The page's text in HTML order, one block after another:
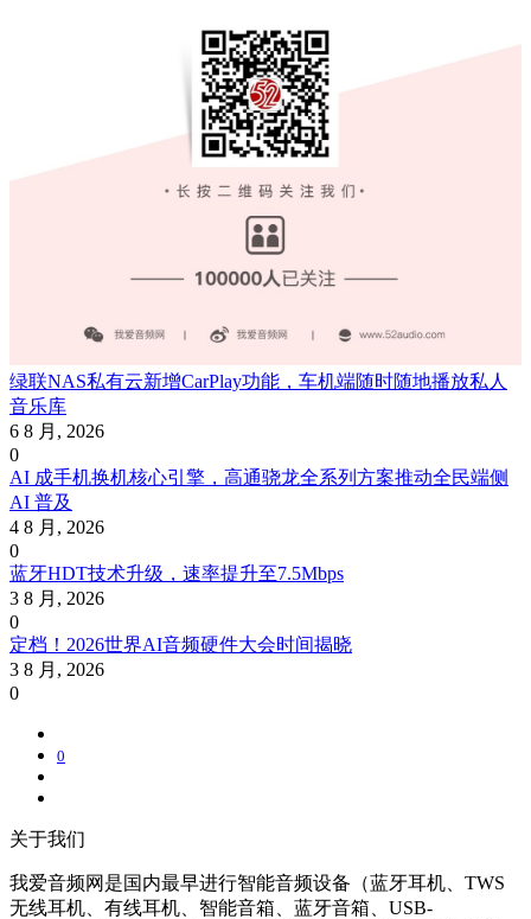
绿联NAS私有云新增CarPlay功能，车机端随时随地播放私人
音乐库
6 8 月, 2026
0
AI 成手机换机核心引擎，高通骁龙全系列方案推动全民端侧
AI 普及
4 8 月, 2026
0
蓝牙HDT技术升级，速率提升至7.5Mbps
3 8 月, 2026
0
定档！2026世界AI音频硬件大会时间揭晓
3 8 月, 2026
0
0
关于我们
我爱音频网是国内最早进行智能音频设备（蓝牙耳机、TWS
无线耳机、有线耳机、智能音箱、蓝牙音箱、USB-